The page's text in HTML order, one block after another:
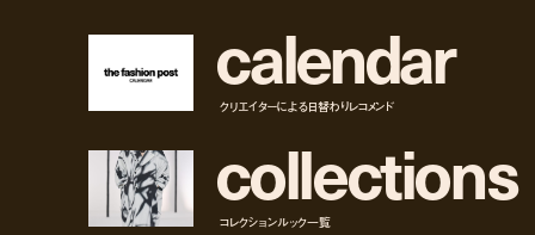
calendar
クリエイターによる日替わりレコメンド
collections
コレクションルック一覧